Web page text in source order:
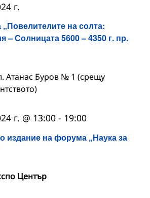
на солта:
– Солницата 5600 – 4350 г. пр.
г.
Атанас Буров № 1 (срещу
издание на форума „Наука за
г. @ 13:00 - 19:00
Център